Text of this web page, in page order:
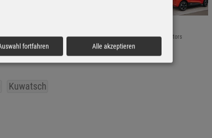
Fotos: Autoren-Union Mobilität/Ari Motors
überwiegend
Kuwatsch
fortfahren Alle akzeptieren